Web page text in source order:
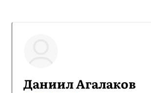
Даниил Агалаков